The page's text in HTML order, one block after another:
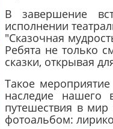
В завершение
исполнении
"Сказочная
Ребята не только
сказки, открывая
Такое
наследие нашего
путешествия в
фотоальбом: